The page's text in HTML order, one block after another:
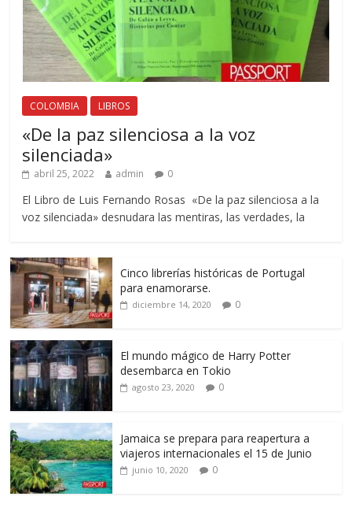
COLOMBIA LIBROS
«De la paz silenciosa a la voz
silenciada»
abril 25, 2022 admin 0
El Libro de Luis Fernando Rosas «De la paz silenciosa a la
voz silenciada» desnudara las mentiras, las verdades, la
Cinco librerías históricas de Portugal
para enamorarse.
diciembre 14, 2020 0
El mundo mágico de Harry Potter
desembarca en Tokio
agosto 23, 2020 0
Jamaica se prepara para reapertura a
viajeros internacionales el 15 de Junio
junio 10, 2020 0